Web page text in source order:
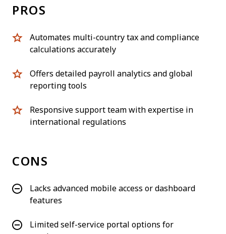
PROS
Automates multi-country tax and compliance
calculations accurately
Offers detailed payroll analytics and global
reporting tools
Responsive support team with expertise in
international regulations
CONS
Lacks advanced mobile access or dashboard
features
Limited self-service portal options for